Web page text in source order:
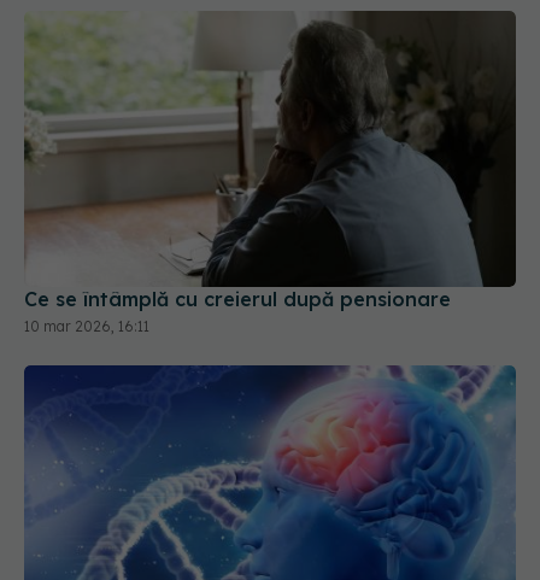
Ce se întâmplă cu creierul după pensionare
10 mar 2026, 16:11